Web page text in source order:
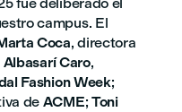
campus. El
Coca, directora
Albasarí Caro,
Fashion Week;
de ACME; Toni